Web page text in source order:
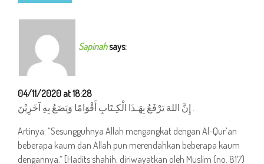
Sapinahsays:
04/11/2020 at 18:28
إِنَّ اللهَ يَرْفَعُ بِهَـذَا الْكِـتَابِ أَقْوَامًا وَيَضَعُ بِهِ آخَرِيْنَ .
Artinya: “Sesungguhnya Allah mengangkat dengan Al-Qur’an
beberapa kaum dan Allah pun merendahkan beberapa kaum
dengannya.” [Hadits shahih, diriwayatkan oleh Muslim (no. 817)